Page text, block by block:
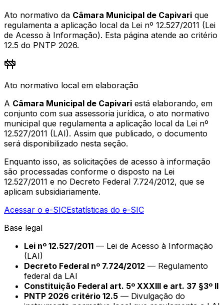
Ato normativo da Câmara Municipal de Capivari que
regulamenta a aplicação local da Lei nº 12.527/2011 (Lei
de Acesso à Informação). Esta página atende ao critério
12.5 do PNTP 2026.
Ato normativo local em elaboração
A Câmara Municipal de Capivari está elaborando, em
conjunto com sua assessoria jurídica, o ato normativo
municipal que regulamenta a aplicação local da Lei nº
12.527/2011 (LAI). Assim que publicado, o documento
será disponibilizado nesta seção.
Enquanto isso, as solicitações de acesso à informação
são processadas conforme o disposto na Lei
12.527/2011 e no Decreto Federal 7.724/2012, que se
aplicam subsidiariamente.
Acessar o e-SICEstatísticas do e-SIC
Base legal
Lei nº 12.527/2011 — Lei de Acesso à Informação
(LAI)
Decreto Federal nº 7.724/2012 — Regulamento
federal da LAI
Constituição Federal art. 5º XXXIII e art. 37 §3º II
PNTP 2026 critério 12.5 — Divulgação do